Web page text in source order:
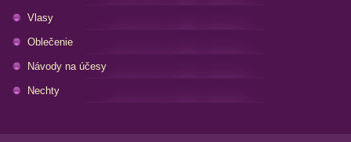
Vlasy
Oblečenie
Návody na účesy
Nechty